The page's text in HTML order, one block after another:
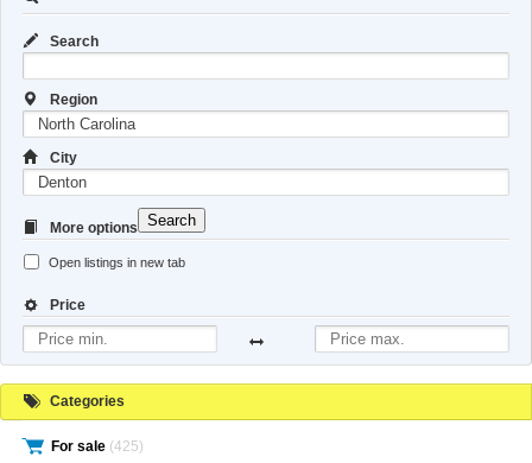
Search
Region
City
More options
Open listings in new tab
Price
Search
Categories
For sale (425)